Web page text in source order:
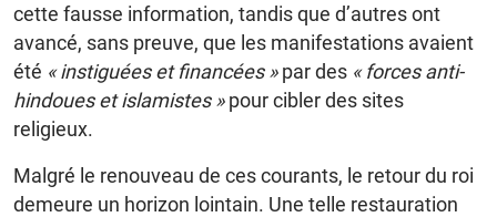
cette fausse information, tandis que d’autres ont
avancé, sans preuve, que les manifestations avaient
été « instiguées et financées »par des « forces anti-
hindoues et islamistes »pour cibler des sites
religieux.
Malgré le renouveau de ces courants, le retour du roi
demeure un horizon lointain. Une telle restauration